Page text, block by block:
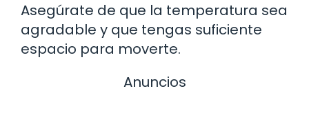
Asegúrate de que la temperatura sea
agradable y que tengas suficiente
espacio para moverte.
Anuncios